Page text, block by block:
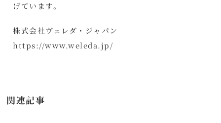
げています。
株式会社ヴェレダ・ジャパン
https://www.weleda.jp/
関連記事